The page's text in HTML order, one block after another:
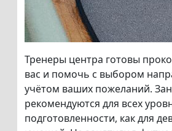
Тренеры центра готовы
вас и помочь с выбором
учётом ваших пожеланий.
рекомендуются для всех
подготовленности, как для